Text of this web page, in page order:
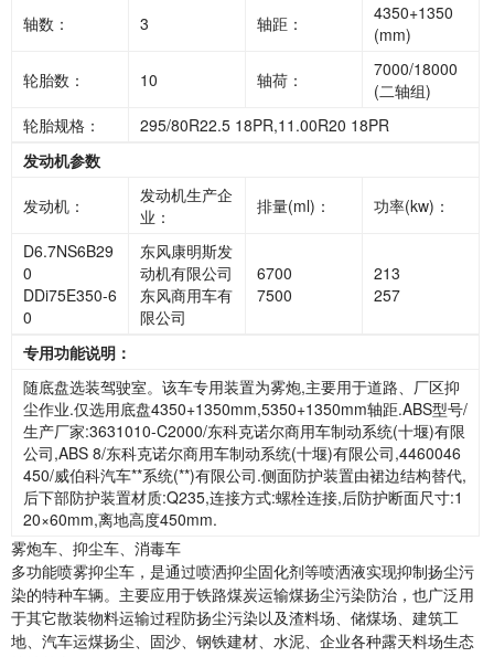
轴数： 3 轴距：
4350+1350
(mm)
轮胎数： 10 轴荷：
7000/18000
(二轴组)
轮胎规格：
295/80R22.5 18PR,11.00R20 18PR
发动机参数
发动机：
发动机生产企
业：
排量(ml)： 功率(kw)：
D6.7NS6B29
0
DDi75E350-6
0
东风康明斯发
动机有限公司
东风商用车有
限公司
6700
7500
213
257
专用功能说明：
随底盘选装驾驶室。该车专用装置为雾炮,主要用于道路、厂区抑
尘作业.仅选用底盘4350+1350mm,5350+1350mm轴距.ABS型号/
生产厂家:3631010-C2000/东科克诺尔商用车制动系统(十堰)有限
公司,ABS 8/东科克诺尔商用车制动系统(十堰)有限公司,4460046
450/威伯科汽车**系统(**)有限公司.侧面防护装置由裙边结构替代,
后下部防护装置材质:Q235,连接方式:螺栓连接,后防护断面尺寸:1
20×60mm,离地高度450mm.
雾炮车、抑尘车、消毒车
多功能喷雾抑尘车，是通过喷洒抑尘固化剂等喷洒液实现抑制扬尘污
染的特种车辆。主要应用于铁路煤炭运输煤扬尘污染防治，也广泛用
于其它散装物料运输过程防扬尘污染以及渣料场、储煤场、建筑工
地、汽车运煤扬尘、固沙、钢铁建材、水泥、企业各种露天料场生态